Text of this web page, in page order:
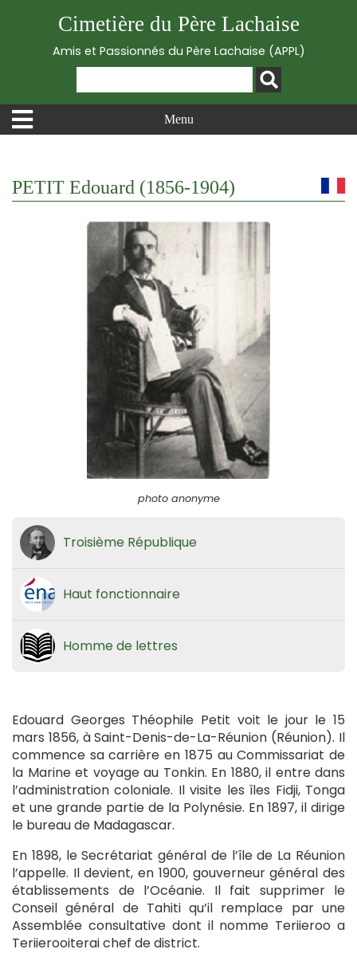
Cimetière du Père Lachaise
Amis et Passionnés du Père Lachaise (APPL)
Menu
PETIT Edouard (1856-1904)
photo anonyme
Troisième République
Haut fonctionnaire
Homme de lettres
Edouard Georges Théophile Petit voit le jour le 15
mars 1856, à Saint-Denis-de-La-Réunion (Réunion). Il
commence sa carrière en 1875 au Commissariat de
la Marine et voyage au Tonkin. En 1880, il entre dans
l’administration coloniale. Il visite les îles Fidji, Tonga
et une grande partie de la Polynésie. En 1897, il dirige
le bureau de Madagascar.
En 1898, le Secrétariat général de l’île de La Réunion
l’appelle. Il devient, en 1900, gouverneur général des
établissements de l’Océanie. Il fait supprimer le
Conseil général de Tahiti qu’il remplace par une
Assemblée consultative dont il nomme Teriieroo a
Teriierooiterai chef de district.